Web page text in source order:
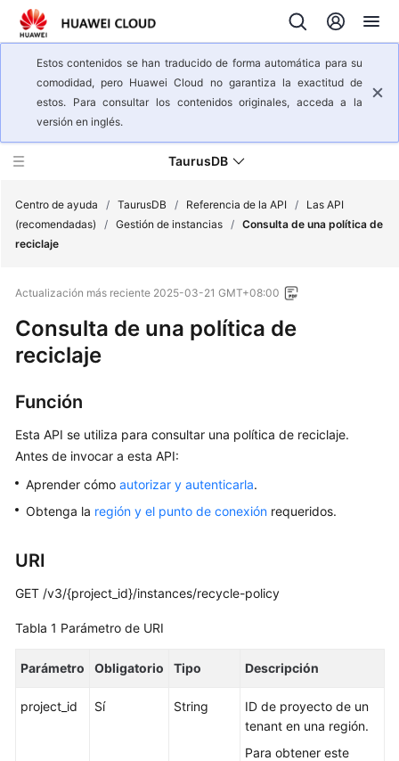
Estos contenidos se han traducido de forma automática para su
comodidad, pero Huawei Cloud no garantiza la exactitud de
estos. Para consultar los contenidos originales, acceda a la
versión en inglés.
TaurusDB
del
Pasos
del
usuario
de
API
Antes
de
de
Centro de ayuda / TaurusDB / Referencia de la API /
Las API
(recomendadas)
/ Gestión de instancias / Consulta de una política de
reciclaje
Actualización más reciente 2025-03-21 GMT+08:00
Consulta de una política de
reciclaje
Función
Esta API se utiliza para consultar una política de reciclaje.
Antes de invocar a esta API:
Aprender cómo autorizar y autenticarla.
Obtenga la región y el punto de conexión requeridos.
URI
GET /v3/{project_id}/instances/recycle-policy
Tabla 1 Parámetro de URI
Parámetro Obligatorio Tipo Descripción
project_id Sí String
ID de proyecto de un
tenant en una región.
Para obtener este